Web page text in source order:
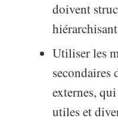
doivent
Utiliser les
secondaires
externes,
utiles et